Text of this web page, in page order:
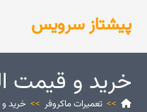
پیشتاز سرویس
خرید و قیمت
>> تعمیرات ماکروفر >> خرید